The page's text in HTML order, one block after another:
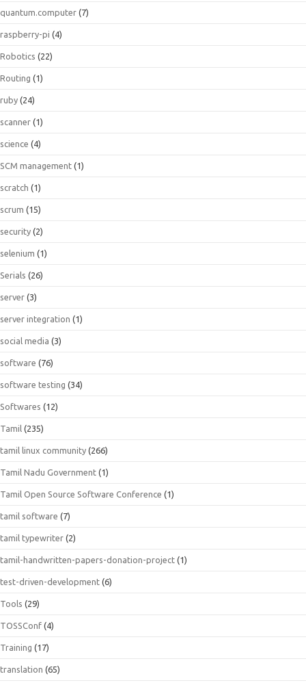
quantum.computer (7)
raspberry-pi (4)
Robotics (22)
Routing (1)
ruby (24)
scanner (1)
science (4)
SCM management (1)
scratch (1)
scrum (15)
security (2)
selenium (1)
Serials (26)
server (3)
server integration (1)
social media (3)
software (76)
software testing (34)
Softwares (12)
Tamil (235)
tamil linux community (266)
Tamil Nadu Government (1)
Tamil Open Source Software Conference (1)
tamil software (7)
tamil typewriter (2)
tamil-handwritten-papers-donation-project (1)
test-driven-development (6)
Tools (29)
TOSSConf (4)
Training (17)
translation (65)